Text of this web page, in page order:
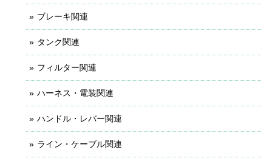
ブレーキ関連
タンク関連
フィルター関連
ハーネス・電装関連
ハンドル・レバー関連
ライン・ケーブル関連